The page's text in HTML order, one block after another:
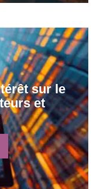
sur le
et